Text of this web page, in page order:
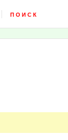
ПОИСК